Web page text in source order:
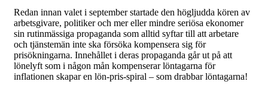
Redan innan valet i september startade den högljudda kören av
arbetsgivare, politiker och mer eller mindre seriösa ekonomer
sin rutinmässiga propaganda som alltid syftar till att arbetare
och tjänstemän inte ska försöka kompensera sig för
prisökningarna. Innehållet i deras propaganda går ut på att
lönelyft som i någon mån kompenserar löntagarna för
inflationen skapar en lön-pris-spiral – som drabbar löntagarna!